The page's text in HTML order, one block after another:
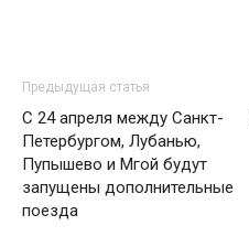
Предыдущая статья
С 24 апреля между Санкт-
Петербургом, Лубанью,
Пупышево и Мгой будут
запущены дополнительные
поезда